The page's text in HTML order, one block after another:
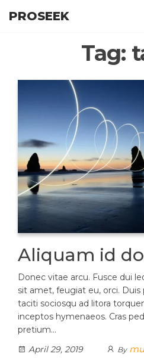
PROSEEK
Tag:
Aliquam id
Donec vitae arcu. Fusce dui
sit amet, feugiat eu, orci. Duis
taciti sociosqu ad litora
inceptos hymenaeos. Cras
pretium…
April 29, 2019
By